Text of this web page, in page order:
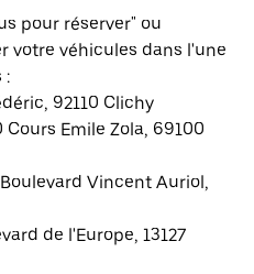
pour réserver" ou
votre véhicules dans l'une
:
92110 Clichy
Emile Zola, 69100
Vincent Auriol,
de l'Europe, 13127